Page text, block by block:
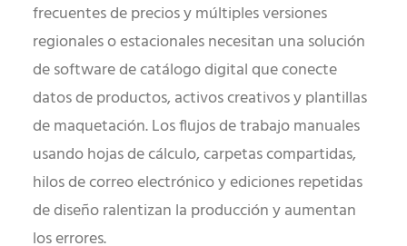
frecuentes de precios y múltiples versiones
regionales o estacionales necesitan una solución
de software de catálogo digital que conecte
datos de productos, activos creativos y plantillas
de maquetación. Los flujos de trabajo manuales
usando hojas de cálculo, carpetas compartidas,
hilos de correo electrónico y ediciones repetidas
de diseño ralentizan la producción y aumentan
los errores.